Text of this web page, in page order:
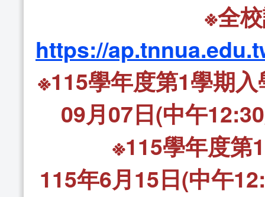
※全
https://
※115學年度第1學期
09月07日(中午
※115學年度第
115年6月15日(中午